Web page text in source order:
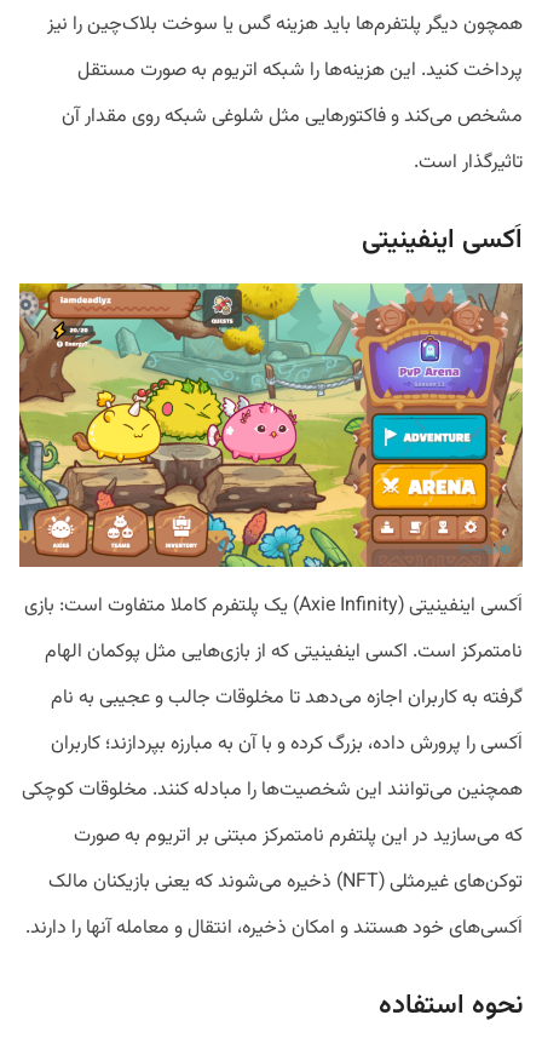
همچون دیگر پلتفرم‌ها باید هزینه گس یا سوخت بلاک‌چین را نیز
پرداخت کنید. این هزینه‌ها را شبکه اتریوم به صورت مستقل
مشخص می‌کند و فاکتور‌هایی مثل شلوغی شبکه روی مقدار آن
تاثیرگذار است.
اَکسی اینفینیتی
اَکسی اینفینیتی (Axie Infinity) یک پلتفرم کاملا متفاوت است: بازی
نامتمرکز است. اکسی اینفینیتی که از بازی‌هایی مثل پوکمان الهام
گرفته به کاربران اجازه می‌دهد تا مخلوقات جالب و عجیبی به نام
اَکسی را پرورش داده، بزرگ کرده و با آن به مبارزه بپردازند؛ کاربران
همچنین می‌توانند این شخصیت‌ها را مبادله کنند. مخلوقات کوچکی
که می‌سازید در این پلتفرم نامتمرکز مبتنی بر اتریوم به صورت
توکن‌های غیرمثلی (NFT) ذخیره می‌شوند که یعنی بازیکنان مالک
اَکسی‌های خود هستند و امکان ذخیره، انتقال و معامله آنها را دارند.
نحوه استفاده